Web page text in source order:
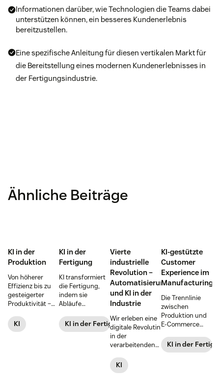
Informationen darüber, wie Technologien die Teams dabei
unterstützen können, ein besseres Kundenerlebnis
bereitzustellen.
Eine spezifische Anleitung für diesen vertikalen Markt für
die Bereitstellung eines modernen Kundenerlebnisses in
der Fertigungsindustrie.
Ähnliche Beiträge
KI in der
Produktion
Von höherer
Effizienz bis zu
gesteigerter
Produktivität –
wie Investitionen
in KI-Lösungen
KI
KI in der
Fertigung
KI transformiert
die Fertigung,
indem sie
Abläufe
und
datengesteuerter
KI in der Fertigung
Vierte
industrielle
Revolution –
Automatisierung
und KI in der
Industrie
Wir erleben eine
digitale Revolutin
in der
verarbeitenden
erfahren Sie, was
auf
KI
KI-gestützte
Customer
Experience im
Manufacturing
Die Trennlinie
zwischen
Produktion und
E-Commerce
immer mehr –
Erfahren Sie, wie
KI in der